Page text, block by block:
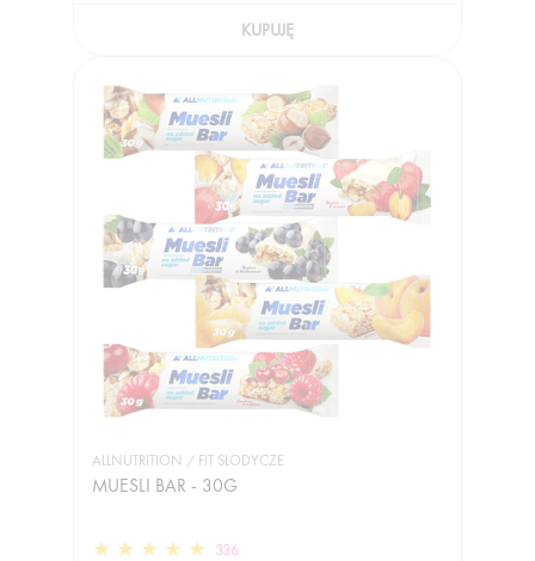
KUPUJĘ
ALLNUTRITION / FIT SŁODYCZE
MUESLI BAR - 30G
336